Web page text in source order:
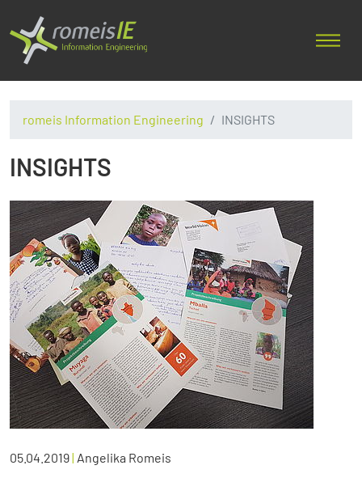
romeis Information Engineering INSIGHTS
INSIGHTS
05.04.2019| Angelika Romeis